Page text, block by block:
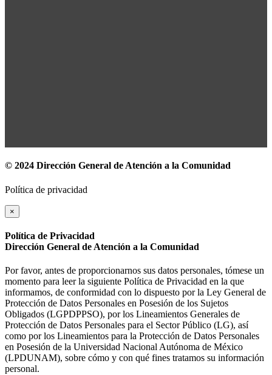
© 2024 Dirección General de Atención a la Comunidad
Política de privacidad
×
Política de Privacidad
Dirección General de Atención a la Comunidad
Por favor, antes de proporcionarnos sus datos personales, tómese un
momento para leer la siguiente Política de Privacidad en la que
informamos, de conformidad con lo dispuesto por la Ley General de
Protección de Datos Personales en Posesión de los Sujetos
Obligados (LGPDPPSO), por los Lineamientos Generales de
Protección de Datos Personales para el Sector Público (LG), así
como por los Lineamientos para la Protección de Datos Personales
en Posesión de la Universidad Nacional Autónoma de México
(LPDUNAM), sobre cómo y con qué fines tratamos su información
personal.